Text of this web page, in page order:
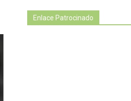
Enlace Patrocinado